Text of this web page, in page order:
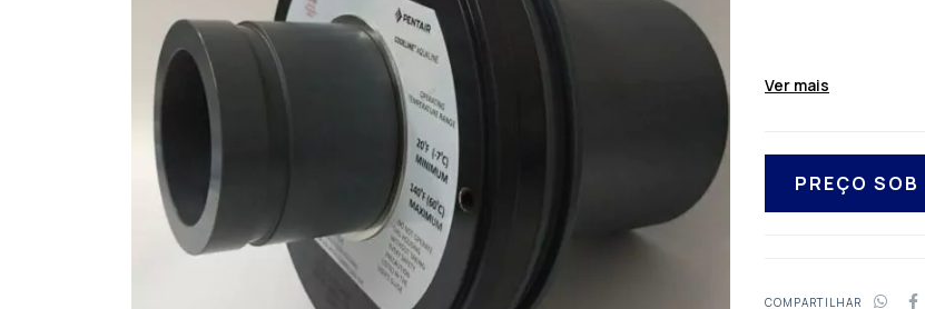
Ver mais
COMPARTILHAR